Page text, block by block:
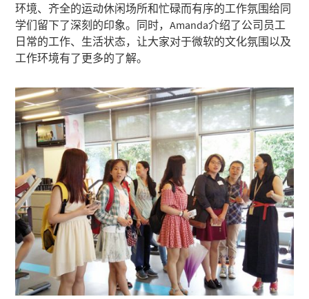
环境、齐全的运动休闲场所和忙碌而有序的工作氛围给同
学们留下了深刻的印象。同时，Amanda介绍了公司员工
日常的工作、生活状态，让大家对于微软的文化氛围以及
工作环境有了更多的了解。